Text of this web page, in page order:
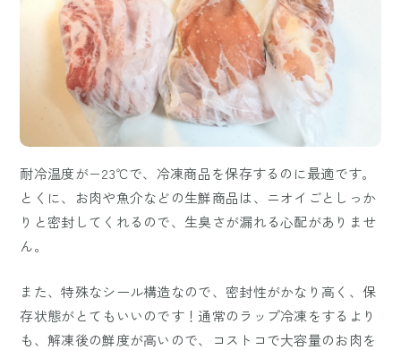
耐冷温度が−23℃で、冷凍商品を保存するのに最適です。
とくに、お肉や魚介などの生鮮商品は、ニオイごとしっか
りと密封してくれるので、生臭さが漏れる心配がありませ
ん。
また、特殊なシール構造なので、密封性がかなり高く、保
存状態がとてもいいのです！通常のラップ冷凍をするより
も、解凍後の鮮度が高いので、コストコで大容量のお肉を